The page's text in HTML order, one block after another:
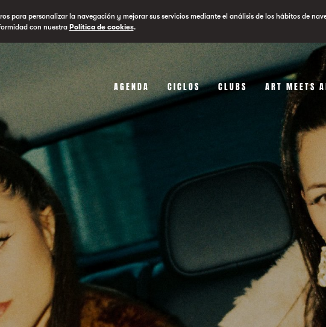
para personalizar la navegación y mejorar sus servicios mediante el análisis de los hábitos de
con nuestra Política de cookies.
AGENDA CICLOS CLUBS ART MEETS